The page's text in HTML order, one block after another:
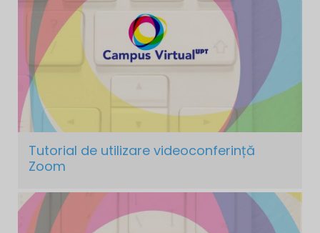
Tutorial de utilizare videoconferință
Zoom